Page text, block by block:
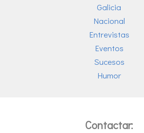
Galicia
Nacional
Entrevistas
Eventos
Sucesos
Humor
Contactar: